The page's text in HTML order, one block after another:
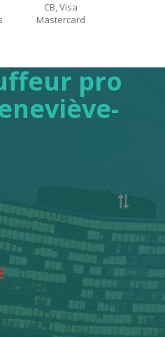
CB, Visa
Mastercard
pro